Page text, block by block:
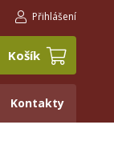
Přihlášení
Košík
Kontakty